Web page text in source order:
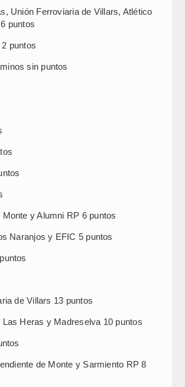
Unión Ferroviaria de Villars, Atlético
puntos
puntos
sin puntos
Monte y Alumni RP 6 puntos
Naranjos y EFIC 5 puntos
de Villars 13 puntos
Las Heras y Madreselva 10 puntos
de Monte y Sarmiento RP 8